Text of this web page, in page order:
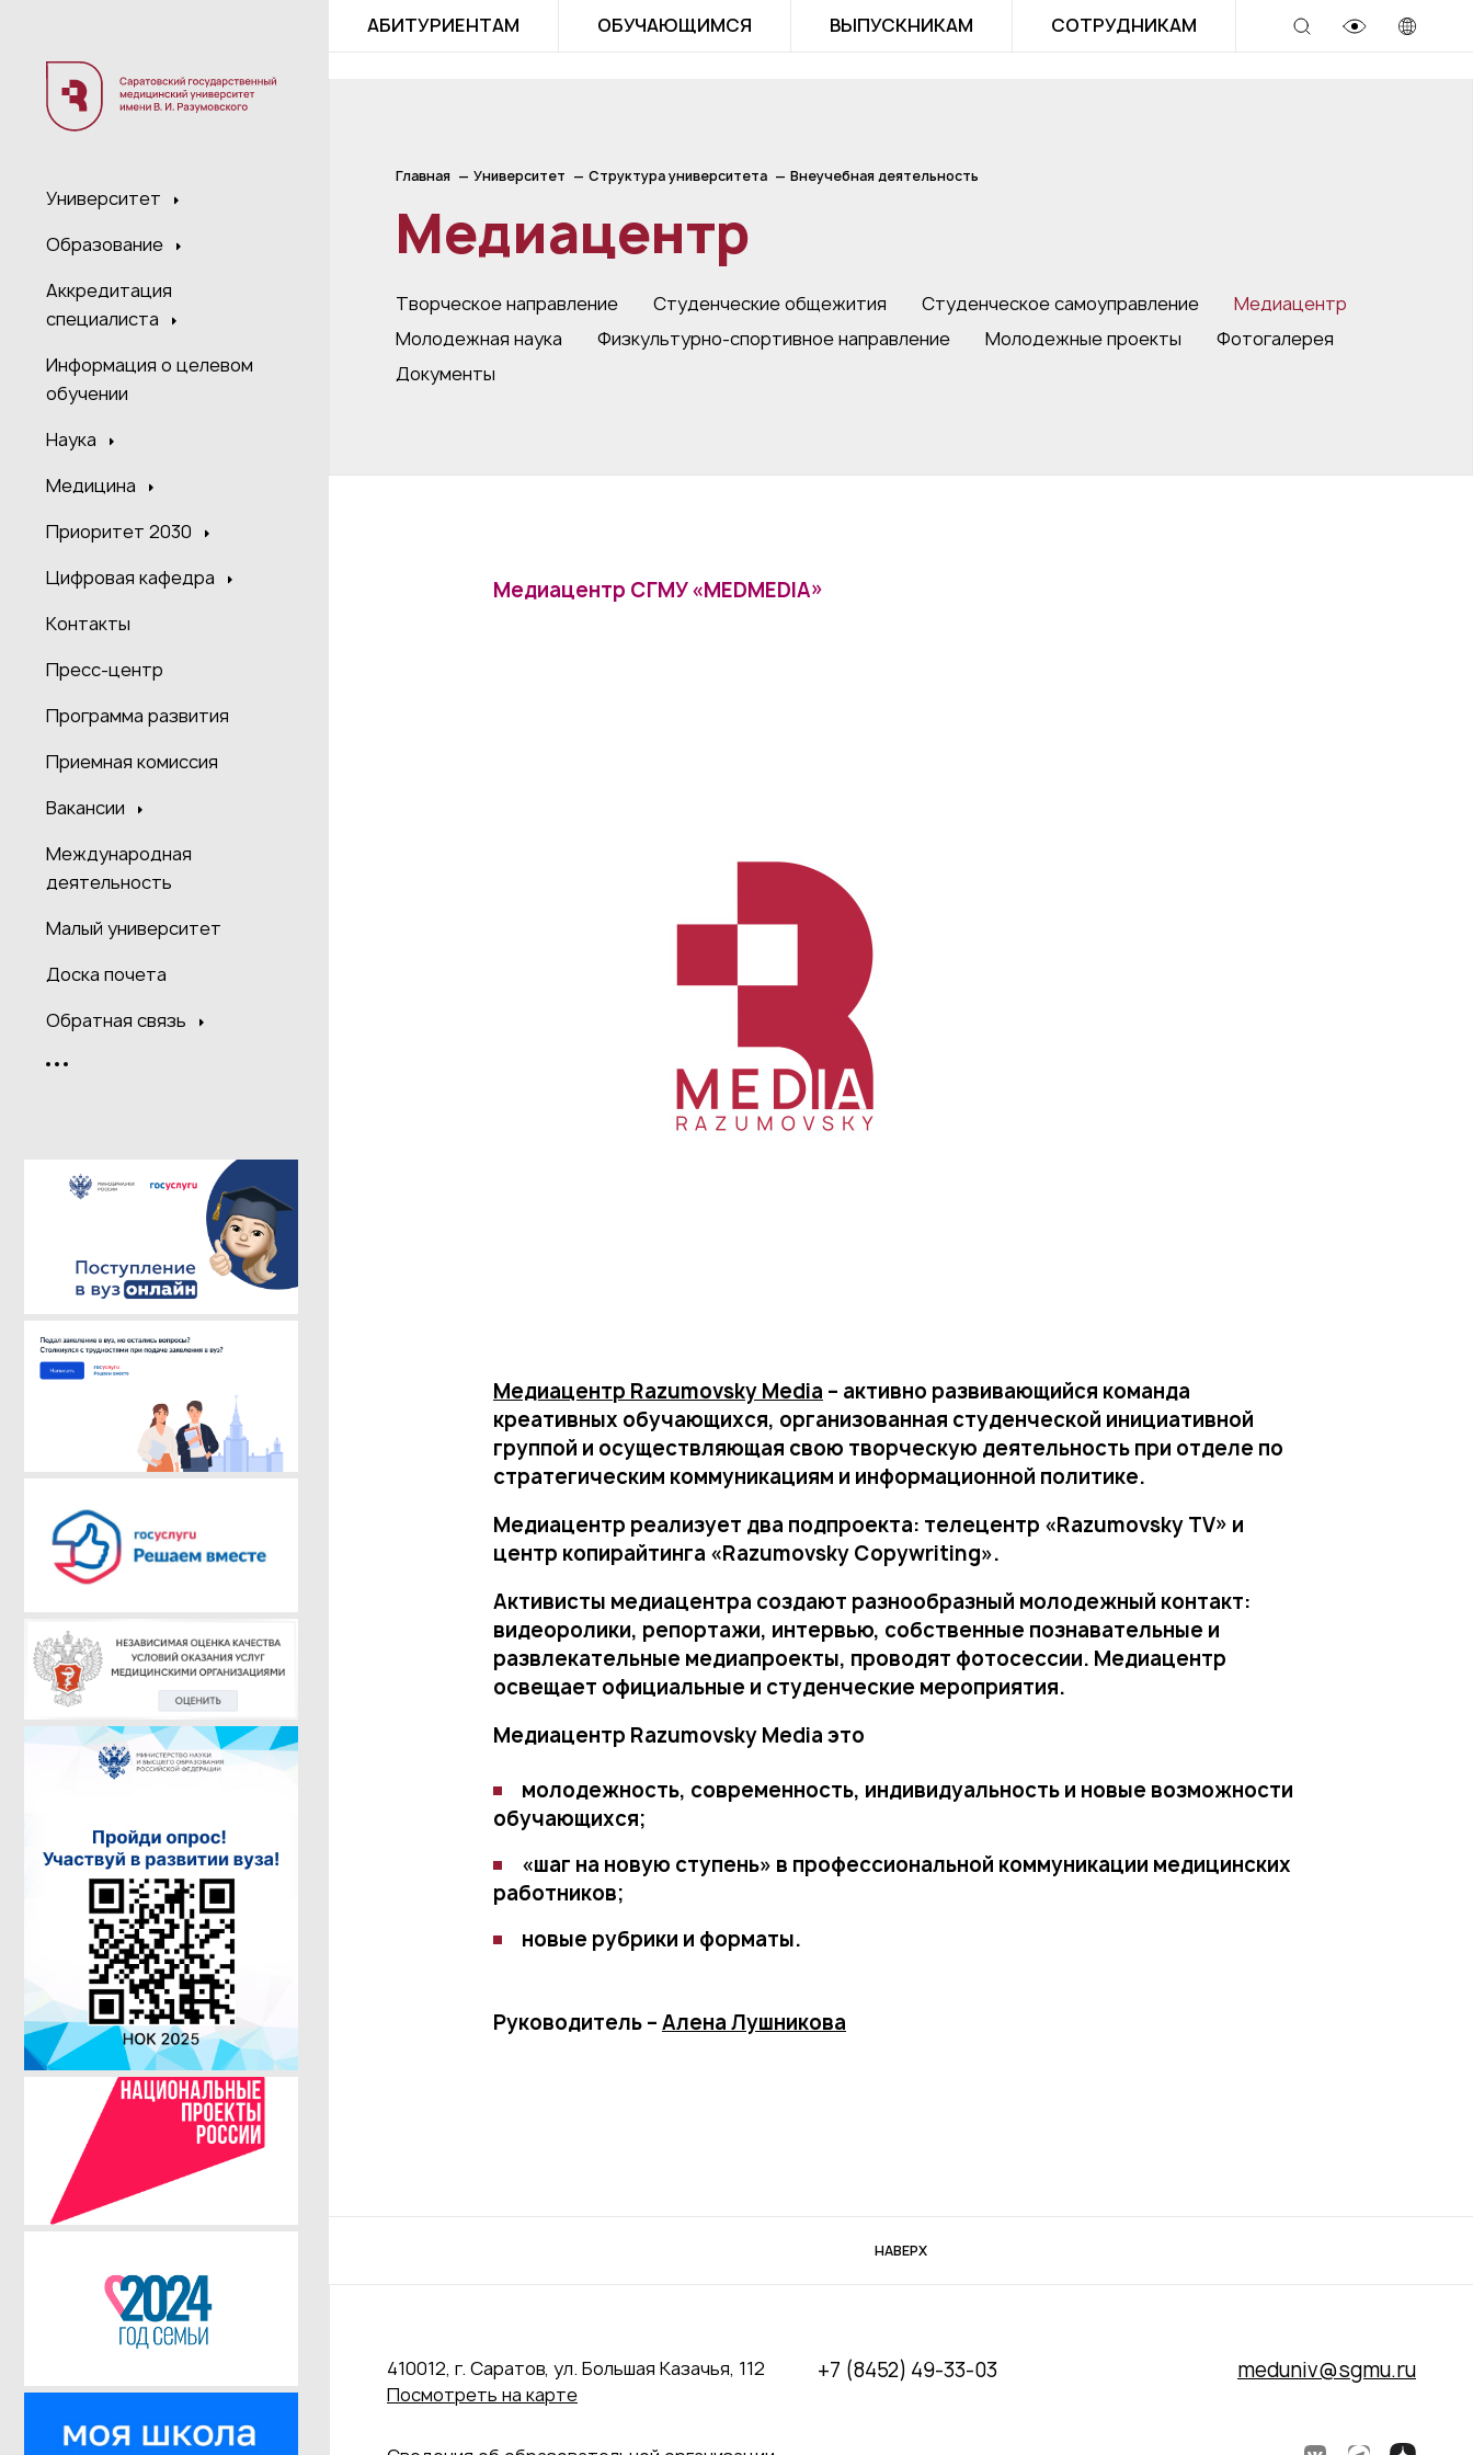
Университет
Образование
Аккредитация
специалиста
Информация о целевом
обучении
Наука
Медицина
Приоритет 2030
Цифровая кафедра
Контакты
Пресс-центр
Программа развития
Приемная комиссия
Вакансии
Международная
деятельность
Малый университет
Доска почета
Обратная связь
АБИТУРИЕНТАМ ОБУЧАЮЩИМСЯ ВЫПУСКНИКАМ СОТРУДНИКАМ
Главная Университет Структура университета Внеучебная деятельность
Медиацентр
Творческое направление Студенческие общежития Студенческое самоуправление
Медиацентр
Молодежная наука
Физкультурно-спортивное направление Молодежные проекты
Фотогалерея
Документы
Медиацентр СГМУ «MEDMEDIA»
Медиацентр Razumovsky Media – активно развивающийся команда
креативных обучающихся, организованная студенческой инициативной
группой и осуществляющая свою творческую деятельность при отделе по
стратегическим коммуникациям и информационной политике.
Медиацентр реализует два подпроекта: телецентр «Razumovsky TV» и
центр копирайтинга «Razumovsky Copywriting».
Активисты медиацентра создают разнообразный молодежный контакт:
видеоролики, репортажи, интервью, собственные познавательные и
развлекательные медиапроекты, проводят фотосессии. Медиацентр
освещает официальные и студенческие мероприятия.
Медиацентр Razumovsky Media это
молодежность, современность, индивидуальность и новые возможности
обучающихся;
«шаг на новую ступень» в профессиональной коммуникации медицинских
работников;
новые рубрики и форматы.
Руководитель – Алена Лушникова
НАВЕРХ
410012, г. Саратов, ул. Большая Казачья, 112
Посмотреть на карте
+7 (8452) 49-33-03 meduniv@sgmu.ru